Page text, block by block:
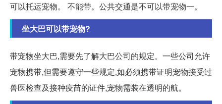
可以托运宠物。 不能带。公共交通是不可以带宠物一。
坐大巴可以带宠物?
带宠物坐大巴,需要先了解大巴公司的规定。一些公司允许
宠物携带,但需要遵守一些规定,如必须携带证明宠物接受过
兽医检查及接种疫苗的证件,宠物需装在透明的航。